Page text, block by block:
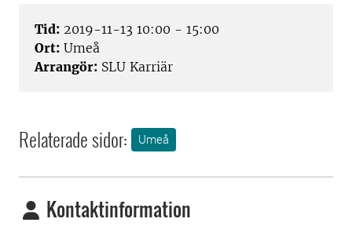
Tid: 2019-11-13 10:00 - 15:00
Ort: Umeå
Arrangör: SLU Karriär
Relaterade sidor: Umeå
Kontaktinformation